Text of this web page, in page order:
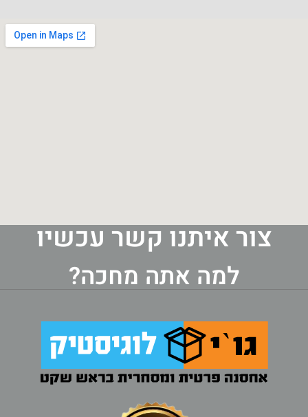
צור איתנו קשר עכשיו
למה אתה מחכה?